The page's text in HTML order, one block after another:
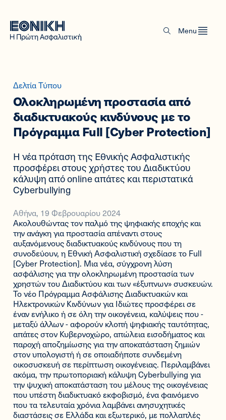
Menu
Δελτία Τύπου
Ολοκληρωμένη προστασία από
διαδικτυακούς κινδύνους με το
Πρόγραμμα Full [Cyber Protection]
Η νέα πρόταση της Εθνικής Ασφαλιστικής
προσφέρει στους χρήστες του Διαδικτύου
κάλυψη από online απάτες και περιστατικά
Cyberbullying
Αθήνα, 19 Φεβρουαρίου 2024
Ακολουθώντας τον παλμό της ψηφιακής εποχής και
την ανάγκη για προστασία απέναντι στους
αυξανόμενους διαδικτυακούς κινδύνους που τη
συνοδεύουν, η Εθνική Ασφαλιστική σχεδίασε το Full
[Cyber Protection]. Μια νέα, σύγχρονη λύση
ασφάλισης για την ολοκληρωμένη προστασία των
χρηστών του Διαδικτύου και των «έξυπνων» συσκευών.
Το νέο Πρόγραμμα Ασφάλισης Διαδικτυακών και
Ηλεκτρονικών Κινδύνων για Ιδιώτες προσφέρει σε
έναν ενήλικο ή σε όλη την οικογένεια, καλύψεις που -
μεταξύ άλλων - αφορούν κλοπή ψηφιακής ταυτότητας,
απάτες στον Κυβερνοχώρο, απώλεια εισοδήματος και
παροχή αποζημίωσης για την αποκατάσταση ζημιών
στον υπολογιστή ή σε οποιαδήποτε συνδεμένη
οικοσυσκευή σε περίπτωση οικογένειας. Περιλαμβάνει
ακόμα, την πρωτοποριακή κάλυψη Cyberbullying για
την ψυχική αποκατάσταση του μέλους της οικογένειας
που υπέστη διαδικτυακό εκφοβισμό, ένα φαινόμενο
που τα τελευταία χρόνια λαμβάνει ανησυχητικές
διαστάσεις σε Ελλάδα και εξωτερικό, με πολλαπλές